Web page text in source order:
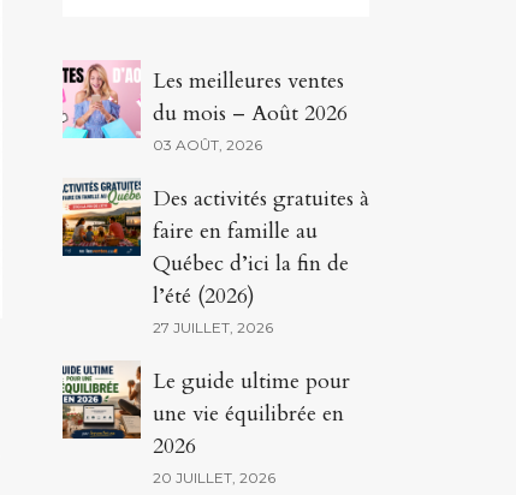
Les meilleures ventes
du mois – Août 2026
03 AOÛT, 2026
Des activités gratuites à
faire en famille au
Québec d’ici la fin de
l’été (2026)
27 JUILLET, 2026
Le guide ultime pour
une vie équilibrée en
2026
20 JUILLET, 2026